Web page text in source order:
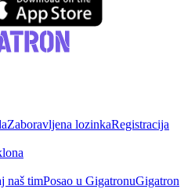
Zaboravljena lozinkaRegistracija
naš timPosao u GigatronuGigatron